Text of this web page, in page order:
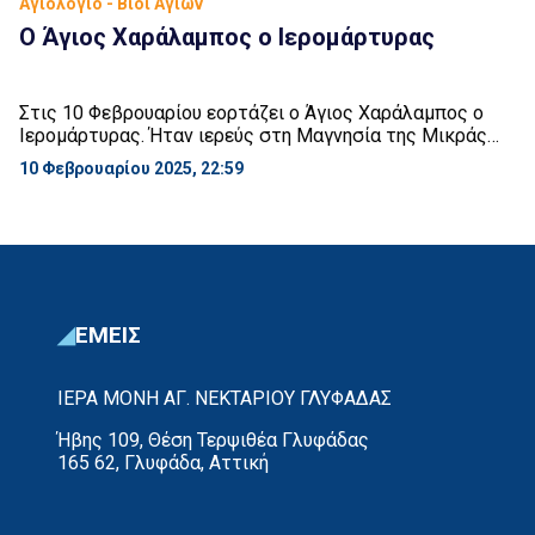
Ο Άγιος Χαράλαμπος ο Ιερομάρτυρας
Στις 10 Φεβρουαρίου εορτάζει ο Άγιος Χαράλαμπος ο
Ιερομάρτυρας. Ήταν ιερεύς στη Μαγνησία της Μικράς
Ασίας και έζησε επί αυτοκρατορίας του Σεπτιμίου
Σεβήρου (193 – 211 μ.Χ.). Όταν το έτος 198 μ.Χ. ο
και του ζήτησε να αρνηθεί την πίστη […]
10 Φεβρουαρίου 2025, 22:59
ΕΜΕΙΣ
ΙΕΡΑ ΜΟΝΗ ΑΓ. ΝΕΚΤΑΡΙΟΥ ΓΛΥΦΑΔΑΣ
Ήβης 109, Θέση Τερψιθέα Γλυφάδας
165 62, Γλυφάδα, Αττική